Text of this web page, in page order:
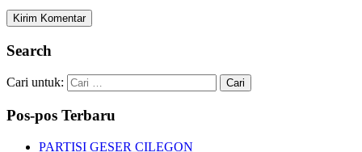
Search
Cari untuk:
Pos-pos Terbaru
PARTISI GESER CILEGON